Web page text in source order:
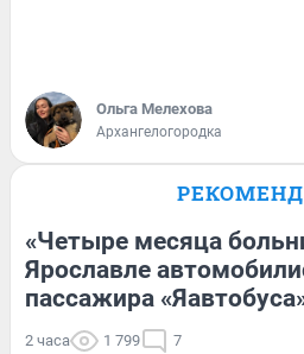
Ольга Мелехова
Архангелогородка
«Четыре месяца
Ярославле
пассажира
2 часа 1 799 7